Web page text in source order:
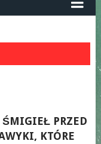
ŚMIGIEŁ PRZED
KTÓRE